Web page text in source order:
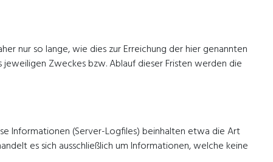
nur so lange, wie dies zur Erreichung der hier genannten
Zweckes bzw. Ablauf dieser Fristen werden die
Informationen (Server-Logfiles) beinhalten etwa die Art
es sich ausschließlich um Informationen, welche keine